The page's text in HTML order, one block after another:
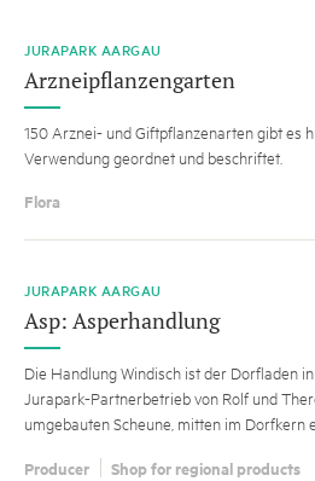
JURAPARK AARGAU
Arzneipflanzengarten
150 Arznei- und Giftpflanzenarten gibt es
Verwendung geordnet und beschriftet.
Flora
JURAPARK AARGAU
Asp: Asperhandlung
Die Handlung Windisch ist der Dorfladen
Jurapark-Partnerbetrieb von Rolf und
umgebauten Scheune, mitten im Dorfkern
Producer Shop for regional products